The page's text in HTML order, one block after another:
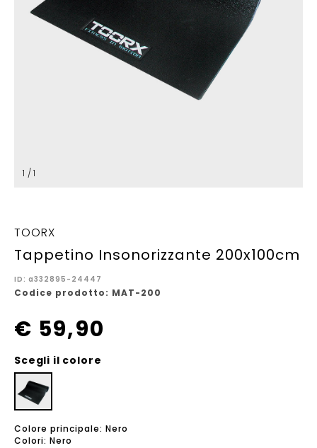
1 / 1
TOORX
Tappetino Insonorizzante 200x100cm
ID: a332895-24447
Codice prodotto: MAT-200
€ 59,90
Scegli il colore
Colore principale: Nero
Colori: Nero